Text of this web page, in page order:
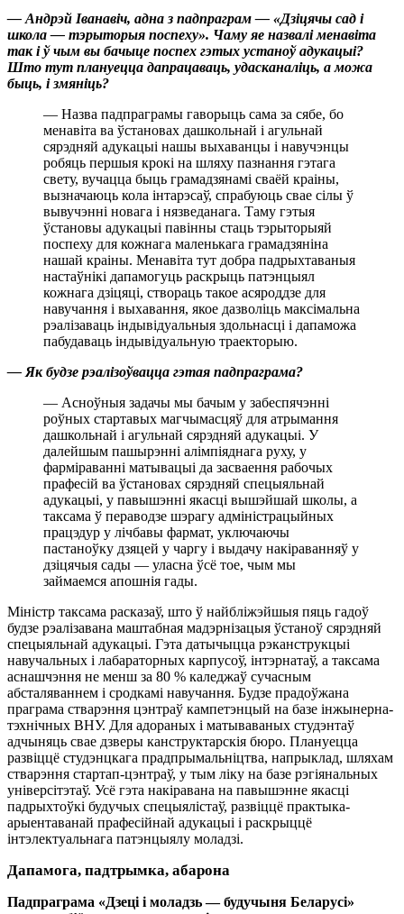
— Андрэй Іванавіч, адна з падпраграм — «Дзіцячы сад і
школа — тэрыторыя поспеху». Чаму яе назвалі менавіта
так і ў чым вы бачыце поспех гэтых устаноў адукацыі?
Што тут плануецца дапрацаваць, удасканаліць, а можа
быць, і змяніць?
— Назва падпраграмы гаворыць сама за сябе, бо
менавіта ва ўстановах дашкольнай і агульнай
сярэдняй адукацыі нашы выхаванцы і навучэнцы
робяць першыя крокі на шляху пазнання гэтага
свету, вучацца быць грамадзянамі сваёй краіны,
вызначаюць кола інтарэсаў, спрабуюць свае сілы ў
вывучэнні новага і нязведанага. Таму гэтыя
ўстановы адукацыі павінны стаць тэрыторыяй
поспеху для кожнага маленькага грамадзяніна
нашай краіны. Менавіта тут добра падрыхтаваныя
настаўнікі дапамогуць раскрыць патэнцыял
кожнага дзіцяці, створаць такое асяроддзе для
навучання і выхавання, якое дазволіць максімальна
рэалізаваць індывідуальныя здольнасці і дапаможа
пабудаваць індывідуальную траекторыю.
— Як будзе рэалізоўвацца гэтая падпраграма?
— Асноўныя задачы мы бачым у забеспячэнні
роўных стартавых магчымасцяў для атрымання
дашкольнай і агульнай сярэдняй адукацыі. У
далейшым пашырэнні алімпіяднага руху, у
фарміраванні матывацыі да засваення рабочых
прафесій ва ўстановах сярэдняй спецыяльнай
адукацыі, у павышэнні якасці вышэйшай школы, а
таксама ў пераводзе шэрагу адміністрацыйных
працэдур у лічбавы фармат, уключаючы
пастаноўку дзяцей у чаргу і выдачу накіраванняў у
дзіцячыя сады — уласна ўсё тое, чым мы
займаемся апошнія гады.
Міністр таксама расказаў, што ў найбліжэйшыя пяць гадоў
будзе рэалізавана маштабная мадэрнізацыя ўстаноў сярэдняй
спецыяльнай адукацыі. Гэта датычыцца рэканструкцыі
навучальных і лабараторных карпусоў, інтэрнатаў, а таксама
аснашчэння не менш за 80 % каледжаў сучасным
абсталяваннем і сродкамі навучання. Будзе прадоўжана
праграма стварэння цэнтраў кампетэнцый на базе інжынерна-
тэхнічных ВНУ. Для адораных і матываваных студэнтаў
адчыняць свае дзверы канструктарскія бюро. Плануецца
развіццё студэнцкага прадпрымальніцтва, напрыклад, шляхам
стварэння стартап-цэнтраў, у тым ліку на базе рэгіянальных
універсітэтаў. Усё гэта накіравана на павышэнне якасці
падрыхтоўкі будучых спецыялістаў, развіццё практыка-
арыентаванай прафесійнай адукацыі і раскрыццё
інтэлектуальнага патэнцыялу моладзі.
Дапамога, падтрымка, абарона
Падпраграма «Дзеці і моладзь — будучыня Беларусі»